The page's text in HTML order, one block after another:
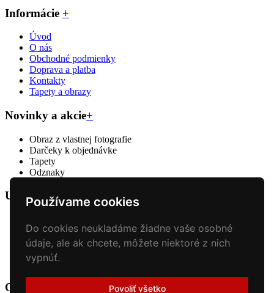
Používame cookies
Do cookies neukladáme žiadne vaše osobné
údaje, ale ak chcete, môžete niektoré z nich
vypnúť.
Povoliť všetko
Informácie +
Úvod
O nás
Obchodné podmienky
Doprava a platba
Kontakty
Tapety a obrazy
Novinky a akcie+
Obraz z vlastnej fotografie
Darčeky k objednávke
Tapety
Odznaky
Univel print & creative +
Reklamný textil
Reklamné predmety
Polepy áut
Tlač plagátov a bannerov
Odber noviniek